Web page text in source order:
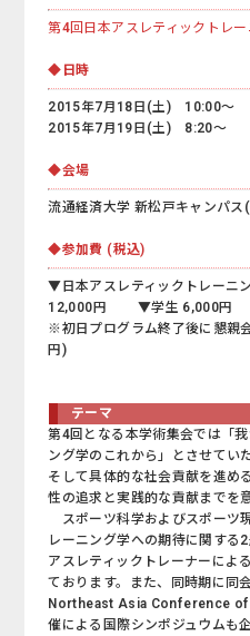
第4回日本アスレティックトレ
◆日時
2015年7月18日(土) 10:00～
2015年7月19日(土) 8:20～
◆会場
流通経済大学 新松戸キャンパス
◆参加費 (税込)
▼日本アスレティックトレー
12,000円 ▼学生 6,000円
※初日プログラム終了後に懇親
円)
テーマ
第4回となる本学術集会では「
ング学のこれから」とさせてい
そして具体的な社会貢献を進め
性の追求と実践的な貢献までを
スポーツ科学およびスポーツ
レーニング学への期待に関する
アスレティックトレーナーによ
ております。また、同時期に同
Northeast Asia Conference
催による国際シンポジュウムも